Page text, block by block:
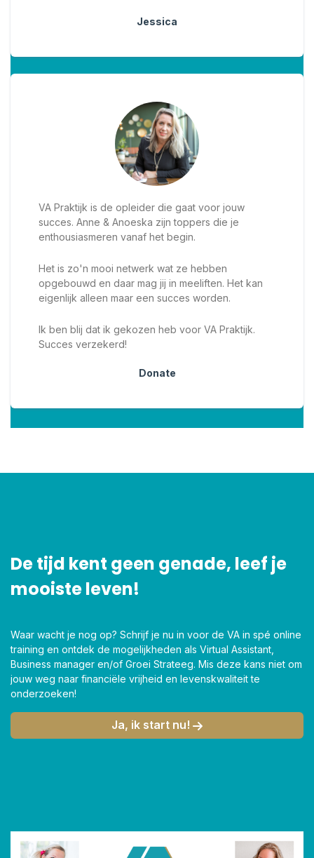
Jessica
VA Praktijk is de opleider die gaat voor jouw
succes. Anne & Anoeska zijn toppers die je
enthousiasmeren vanaf het begin.
Het is zo'n mooi netwerk wat ze hebben
opgebouwd en daar mag jij in meeliften. Het kan
eigenlijk alleen maar een succes worden.
Ik ben blij dat ik gekozen heb voor VA Praktijk.
Succes verzekerd!
Donate
De tijd kent geen genade, leef je
mooiste leven!
Waar wacht je nog op? Schrijf je nu in voor de VA in spé online
training en ontdek de mogelijkheden als Virtual Assistant,
Business manager en/of Groei Strateeg. Mis deze kans niet om
jouw weg naar financiële vrijheid en levenskwaliteit te
onderzoeken!
Ja, ik start nu!